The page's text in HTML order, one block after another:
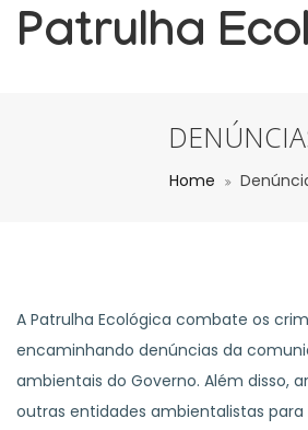
Patrulha
Home
A Patrulha Ecológica combate os
encaminhando denúncias da
ambientais do Governo. Além disso,
outras entidades ambientalistas